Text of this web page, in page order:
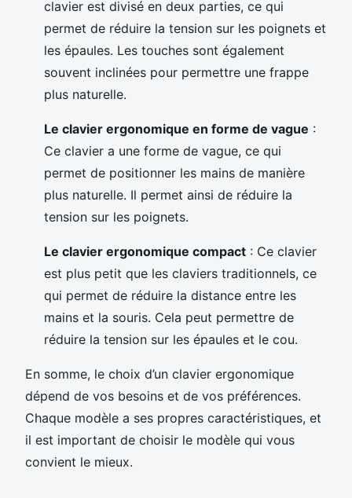
clavier est divisé en deux parties, ce qui
permet de réduire la tension sur les poignets et
les épaules. Les touches sont également
souvent inclinées pour permettre une frappe
plus naturelle.
Le clavier ergonomique en forme de vague :
Ce clavier a une forme de vague, ce qui
permet de positionner les mains de manière
plus naturelle. Il permet ainsi de réduire la
tension sur les poignets.
Le clavier ergonomique compact : Ce clavier
est plus petit que les claviers traditionnels, ce
qui permet de réduire la distance entre les
mains et la souris. Cela peut permettre de
réduire la tension sur les épaules et le cou.
En somme, le choix d’un clavier ergonomique
dépend de vos besoins et de vos préférences.
Chaque modèle a ses propres caractéristiques, et
il est important de choisir le modèle qui vous
convient le mieux.